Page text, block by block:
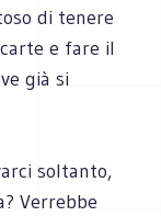
di tenere
e fare il
già si
soltanto,
Verrebbe